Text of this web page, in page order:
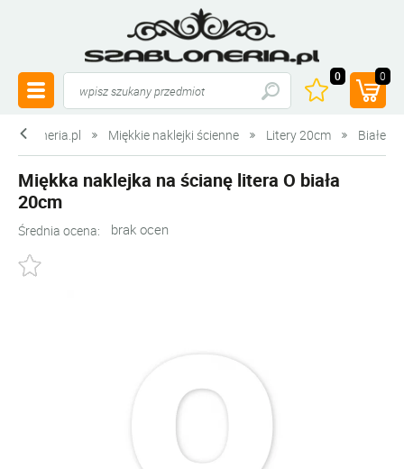
0 0
szabloneria.pl Miękkie naklejki ścienne Litery 20cm Białe
Miękka naklejka na ścianę litera O biała
20cm
Średnia ocena: brak ocen